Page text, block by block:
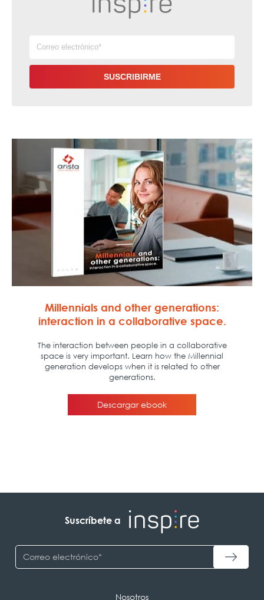
Suscríbete a
Nosotros